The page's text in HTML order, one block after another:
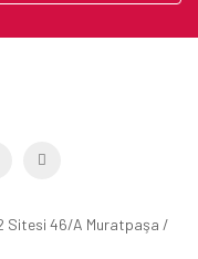
2 Sitesi 46/A Muratpaşa /